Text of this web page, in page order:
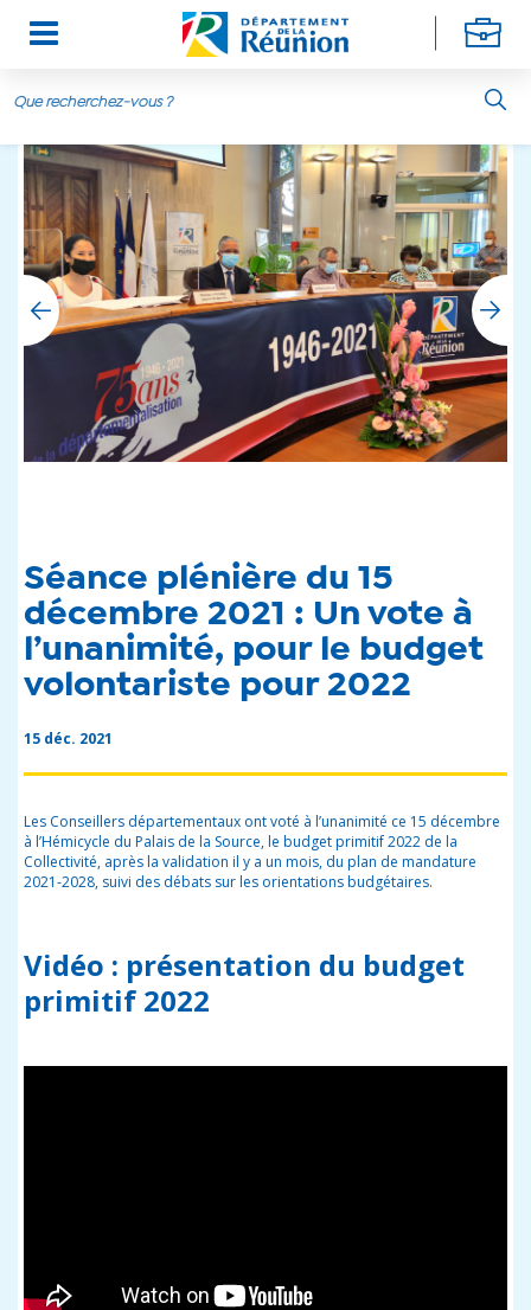
Aller au contenu principal
Séance plénière du 15
décembre 2021 : Un vote à
l’unanimité, pour le budget
volontariste pour 2022
15 déc. 2021
Les Conseillers départementaux ont voté à l’unanimité ce 15 décembre
à l’Hémicycle du Palais de la Source, le budget primitif 2022 de la
Collectivité, après la validation il y a un mois, du plan de mandature
2021-2028, suivi des débats sur les orientations budgétaires.
Vidéo : présentation du budget
primitif 2022